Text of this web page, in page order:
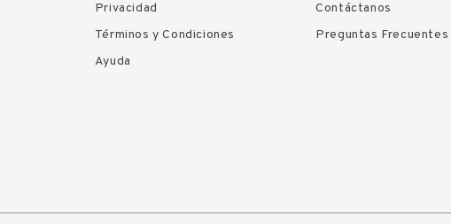
Privacidad
Términos y Condiciones
Ayuda
Contáctanos
Preguntas Frecuentes